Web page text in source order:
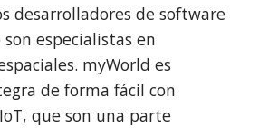
desarrolladores de software
especialistas en
myWorld es
de forma fácil con
que son una parte